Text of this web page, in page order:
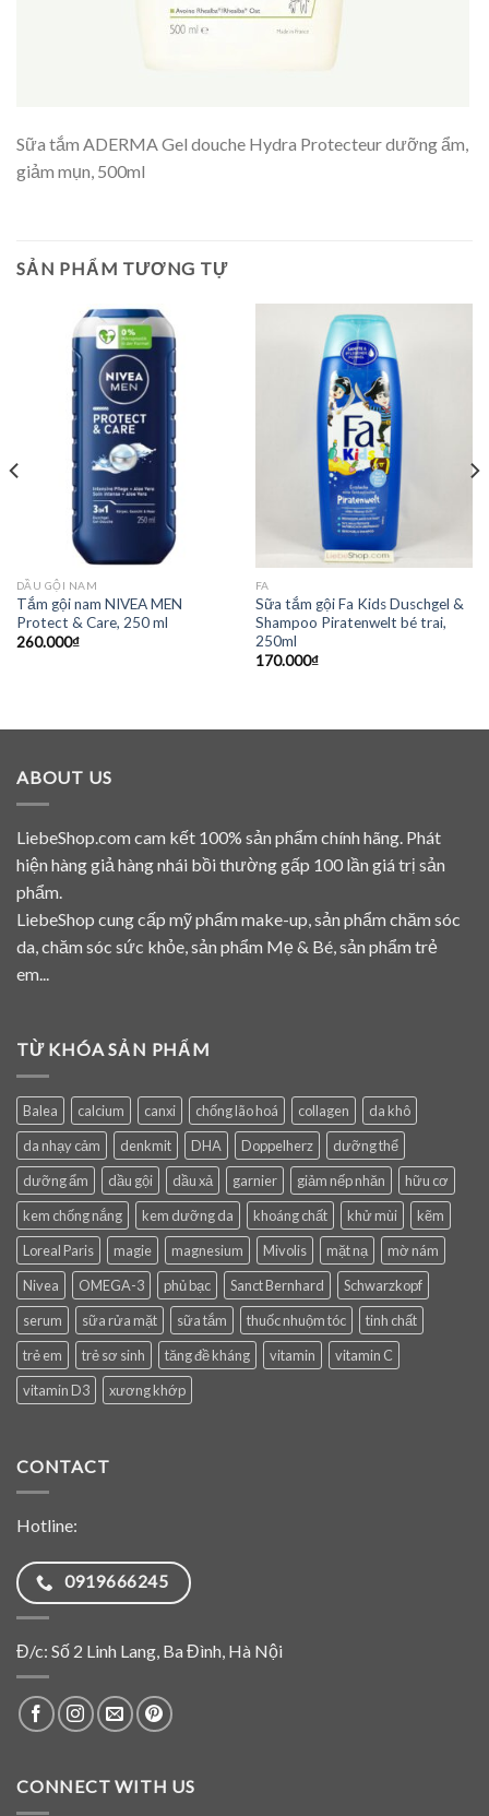
Sữa tắm ADERMA Gel douche Hydra Protecteur dưỡng ẩm,
giảm mụn, 500ml
SẢN PHẨM TƯƠNG TỰ
DẦU GỘI NAM
Tắm gội nam NIVEA MEN
Protect & Care, 250 ml
260.000₫
FA
Sữa tắm gội Fa Kids Duschgel &
Shampoo Piratenwelt bé trai,
250ml
170.000₫
ABOUT US
LiebeShop.com cam kết 100% sản phẩm chính hãng. Phát
hiện hàng giả hàng nhái bồi thường gấp 100 lần giá trị sản
phẩm.
LiebeShop cung cấp mỹ phẩm make-up, sản phẩm chăm sóc
da, chăm sóc sức khỏe, sản phẩm Mẹ & Bé, sản phẩm trẻ
em...
TỪ KHÓA SẢN PHẨM
Balea calcium canxi chống lão hoá collagen
da khô
da nhạy cảm
denkmit DHA Doppelherz
dưỡng thể
dưỡng ẩm
dầu gội dầu xả garnier giảm nếp nhăn
hữu cơ
kem chống nắng
kem dưỡng da khoáng chất khử mùi
kẽm
Loreal Paris
magie magnesium Mivolis mặt nạ
mờ nám
Nivea
OMEGA-3 phủ bạc Sanct Bernhard
Schwarzkopf
serum
sữa rửa mặt sữa tắm thuốc nhuộm tóc
tinh chất
trẻ em
trẻ sơ sinh tăng đề kháng vitamin
vitamin C
vitamin D3
xương khớp
CONTACT
Hotline:
0919666245
Đ/c: Số 2 Linh Lang, Ba Đình, Hà Nội
CONNECT WITH US